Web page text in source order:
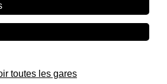
toutes les gares